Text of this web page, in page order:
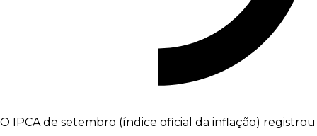
O IPCA de setembro (índice oficial da inflação) registrou